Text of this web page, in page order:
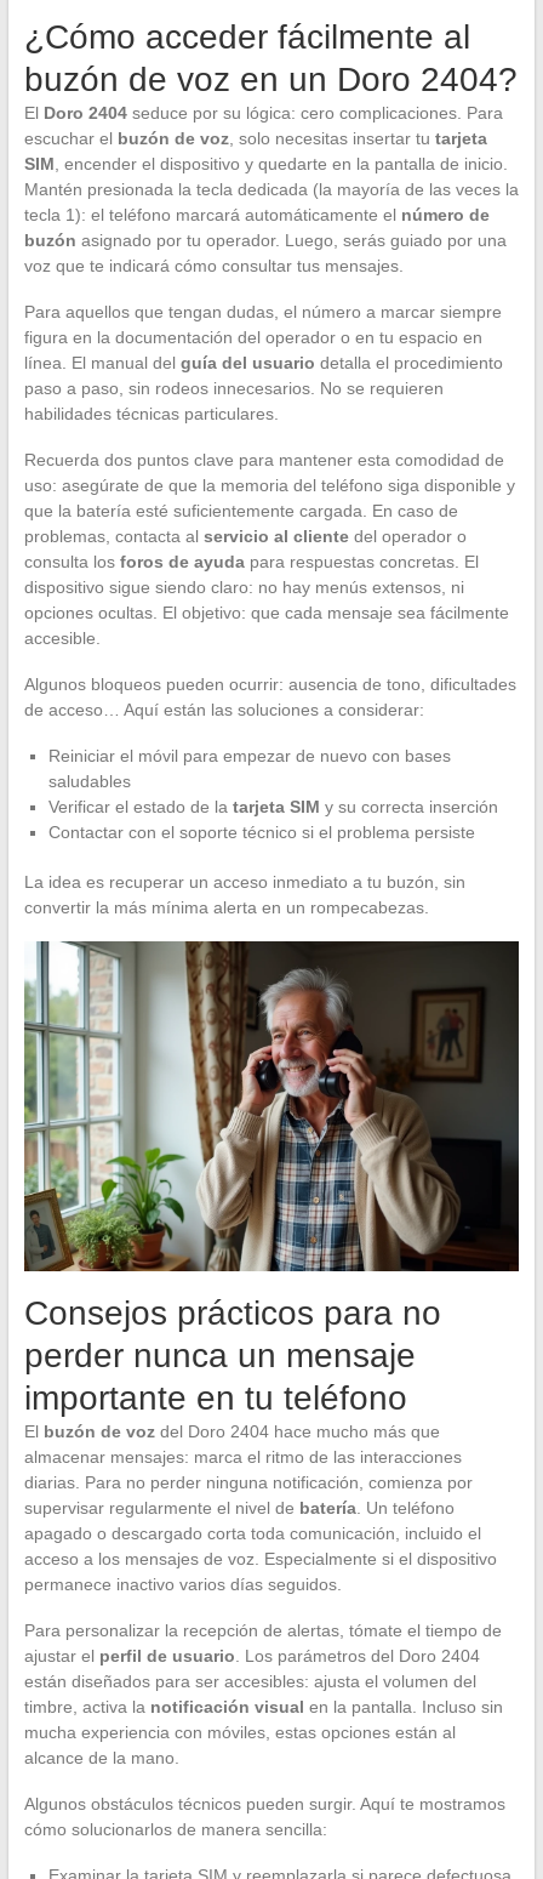
¿Cómo acceder fácilmente al
buzón de voz en un Doro 2404?
El Doro 2404seduce por su lógica: cero complicaciones. Para
escuchar el buzón de voz, solo necesitas insertar tu tarjeta
SIM , encender el dispositivo y quedarte en la pantalla de inicio.
Mantén presionada la tecla dedicada (la mayoría de las veces la
tecla 1): el teléfono marcará automáticamente el número de
buzón asignado por tu operador. Luego, serás guiado por una
voz que te indicará cómo consultar tus mensajes.
Para aquellos que tengan dudas, el número a marcar siempre
figura en la documentación del operador o en tu espacio en
línea. El manual del guía del usuario detalla el procedimiento
paso a paso, sin rodeos innecesarios. No se requieren
habilidades técnicas particulares.
Recuerda dos puntos clave para mantener esta comodidad de
uso: asegúrate de que la memoria del teléfono siga disponible y
que la batería esté suficientemente cargada. En caso de
problemas, contacta al servicio al clientedel operador o
consulta los foros de ayudapara respuestas concretas. El
dispositivo sigue siendo claro: no hay menús extensos, ni
opciones ocultas. El objetivo: que cada mensaje sea fácilmente
accesible.
Algunos bloqueos pueden ocurrir: ausencia de tono, dificultades
de acceso… Aquí están las soluciones a considerar:
Reiniciar el móvil para empezar de nuevo con bases
saludables
Verificar el estado de la tarjeta SIM y su correcta inserción
Contactar con el soporte técnico si el problema persiste
La idea es recuperar un acceso inmediato a tu buzón, sin
convertir la más mínima alerta en un rompecabezas.
Consejos prácticos para no
perder nunca un mensaje
importante en tu teléfono
El buzón de vozdel Doro 2404 hace mucho más que
almacenar mensajes: marca el ritmo de las interacciones
diarias. Para no perder ninguna notificación, comienza por
supervisar regularmente el nivel de batería. Un teléfono
apagado o descargado corta toda comunicación, incluido el
acceso a los mensajes de voz. Especialmente si el dispositivo
permanece inactivo varios días seguidos.
Para personalizar la recepción de alertas, tómate el tiempo de
ajustar el perfil de usuario . Los parámetros del Doro 2404
están diseñados para ser accesibles: ajusta el volumen del
timbre, activa la notificación visual en la pantalla. Incluso sin
mucha experiencia con móviles, estas opciones están al
alcance de la mano.
Algunos obstáculos técnicos pueden surgir. Aquí te mostramos
cómo solucionarlos de manera sencilla: